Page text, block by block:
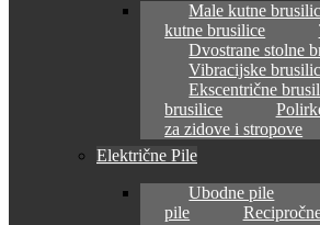
Male kutne
kutne brusilice
Dvostrane stolne
Vibracijske
Ekscentrične
brusilice
za zidove i stropove
Električne Pile
Ubodne pile
pile